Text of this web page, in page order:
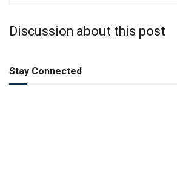
Discussion about this post
Stay Connected